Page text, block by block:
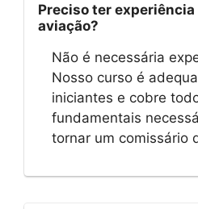
Preciso ter
aviação?
Não é necessária
Nosso curso é
iniciantes e cobre
fundamentais
tornar um comissário